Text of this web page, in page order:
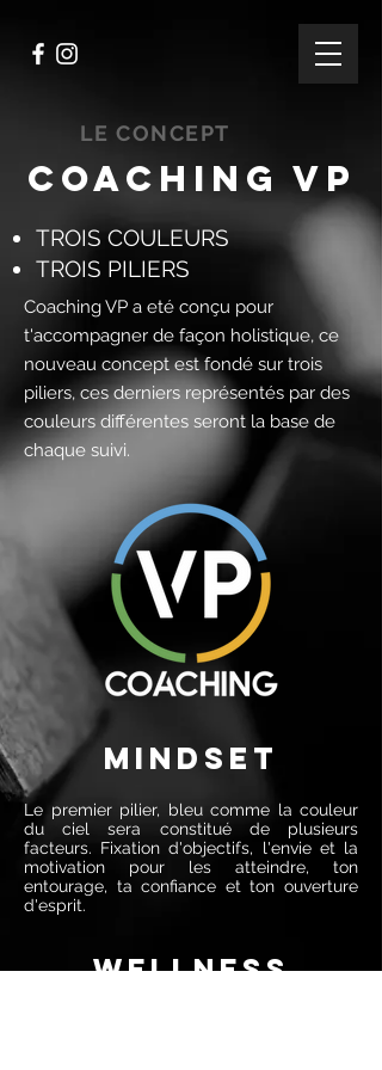
LE CONCEPT
coaching vp
TROIS COULEURS
TROIS PILIERS
Coaching VP a eté conçu pour
t'accompagner de façon holistique, ce
nouveau concept est fondé sur trois
piliers, ces derniers représentés par des
couleurs différentes seront la base de
chaque suivi.
mindset
Le premier pilier, bleu comme la couleur
du ciel sera constitué de plusieurs
facteurs. Fixation d'objectifs, l'envie et la
motivation pour les atteindre, ton
entourage, ta confiance et ton ouverture
d'esprit.
wellness